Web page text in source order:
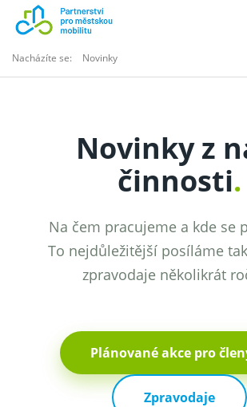
Nacházíte se: Novinky
Novinky z
činnosti.
Na čem pracujeme a kde se
To nejdůležitější posíláme
zpravodaje několikrát
Plánované akce pro
Zpravodaje